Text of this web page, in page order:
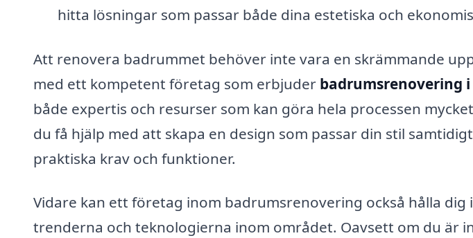
hitta lösningar som passar både dina estetiska och
Att renovera badrummet behöver inte vara en skrämmande
med ett kompetent företag som erbjuder badrumsrenovering i
både expertis och resurser som kan göra hela processen
du få hjälp med att skapa en design som passar din stil
praktiska krav och funktioner.
Vidare kan ett företag inom badrumsrenovering också hålla dig
trenderna och teknologierna inom området. Oavsett om du är